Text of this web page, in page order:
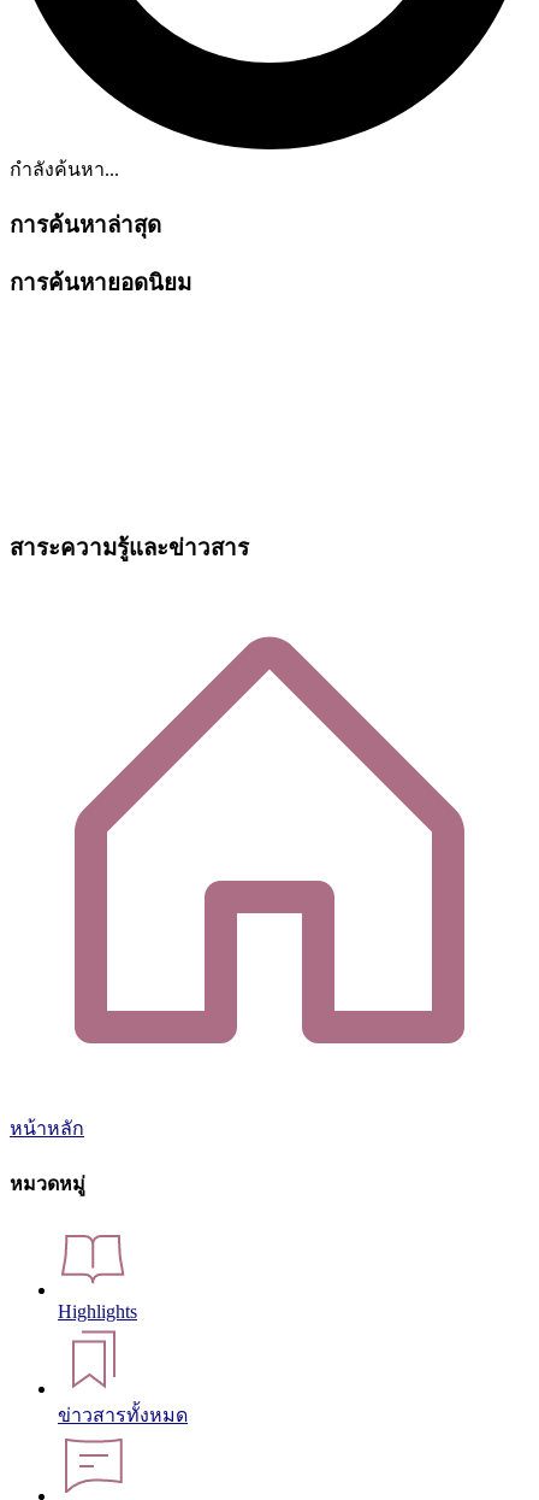
กำลังค้นหา...
การค้นหาล่าสุด
การค้นหายอดนิยม
สาระความรู้และข่าวสาร
หน้าหลัก
หมวดหมู่
Highlights
ข่าวสารทั้งหมด